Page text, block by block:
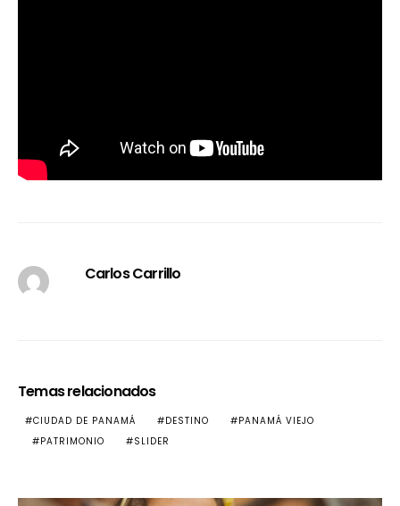
Carlos Carrillo
Temas relacionados
CIUDAD DE PANAMÁ DESTINO
PANAMÁ VIEJO
PATRIMONIO
SLIDER